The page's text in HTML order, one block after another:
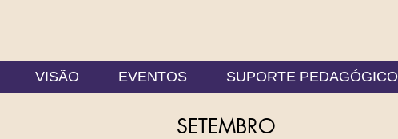
VISÃO EVENTOS SUPORTE PEDAGÓGICO
SETEMBRO